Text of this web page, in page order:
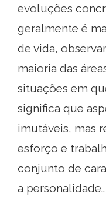
evoluções
geralmente é
de vida,
maioria das
situações em
significa que
imutáveis, mas
esforço e
conjunto de
a personalidade..